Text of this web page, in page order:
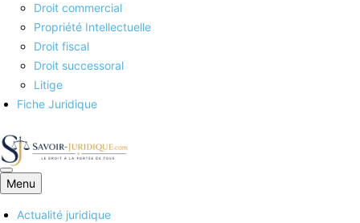
Droit commercial
Propriété Intellectuelle
Droit fiscal
Droit successoral
Litige
Fiche Juridique
Savoirs juridiques
Menu
Actualité juridique